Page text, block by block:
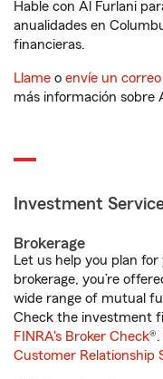
Hable con Al Furlani
anualidades en
financieras.
Llame o envíe un
más información sobre
Investment
Brokerage
Let us help you plan
brokerage, you’re
wide range of mutual
Check the investment
FINRA's Broker Check®.
Customer Relationship